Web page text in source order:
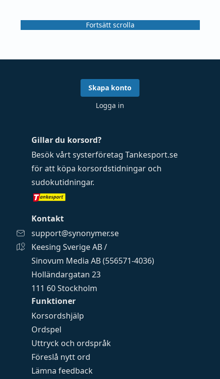
Fortsätt scrolla
Funktioner
Korsordshjälp
Ordspel
Uttryck och ordspråk
Föreslå nytt ord
Lämna feedback
Gillar du korsord?
Besök vårt systerföretag Tankesport.se
för att köpa korsordstidningar och
sudokutidningar.
Kontakt
support@synonymer.se
Keesing Sverige AB /
Sinovum Media AB (556571-4036)
Holländargatan 23
111 60 Stockholm
Skapa konto
Logga in